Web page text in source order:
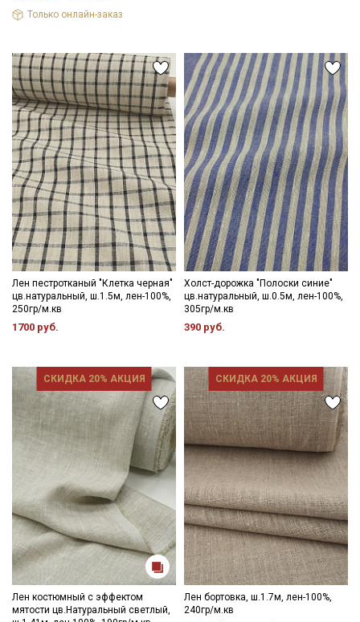
Только онлайн-заказ
Лен пестротканый "Клетка черная"
цв.натуральный, ш.1.5м, лен-100%,
250гр/м.кв
1700 руб.
Холст-дорожка "Полоски синие"
цв.натуральный, ш.0.5м, лен-100%,
305гр/м.кв
390 руб.
СКИДКА 20% АКЦИЯ
Лен костюмный с эффектом
мятости цв.Натуральный светлый,
СКИДКА 20% АКЦИЯ
Лен бортовка, ш.1.7м, лен-100%,
240гр/м.кв